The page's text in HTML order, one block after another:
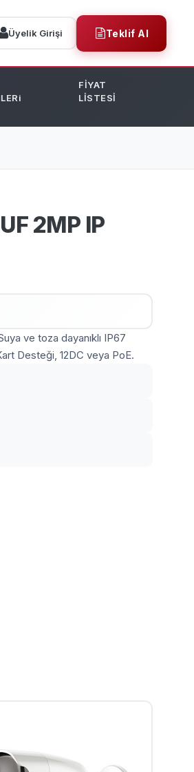
Üyelik Girişi Teklif Al
FİYAT
LİSTESİ
2MP IP
ve toza dayanıklı IP67
Desteği, 12DC veya PoE.